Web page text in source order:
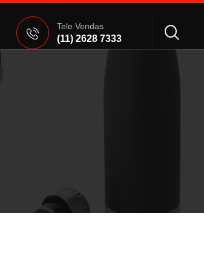
Tele Vendas
(11) 2628 7333